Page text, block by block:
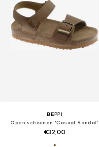
BEPPI
Open schoenen 'Casual Sandal'
€32,00